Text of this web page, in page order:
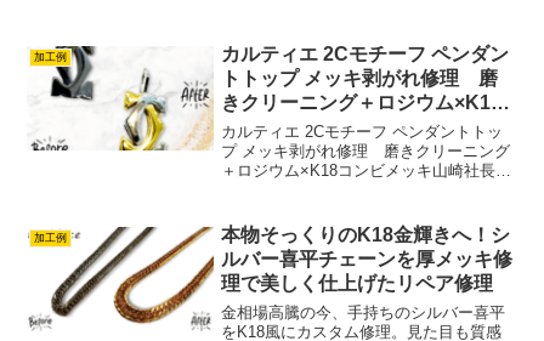
です。思い出のある品物！まだまだ使え
ます。市販のシルバー磨きではとて...
加工例
カルティエ 2Cモチーフ ペンダン
トトップ メッキ剥がれ修理 磨
きクリーニング＋ロジウム×K18
コンビメッキ
カルティエ 2Cモチーフ ペンダントトッ
プ メッキ剥がれ修理 磨きクリーニング
＋ロジウム×K18コンビメッキ山崎社長
磨き新品仕上げに加えてコンビメッキカ
ス...
加工例
本物そっくりのK18金輝きへ！シ
ルバー喜平チェーンを厚メッキ修
理で美しく仕上げたリペア修理
金相場高騰の今、手持ちのシルバー喜平
をK18風にカスタム修理。見た目も質感